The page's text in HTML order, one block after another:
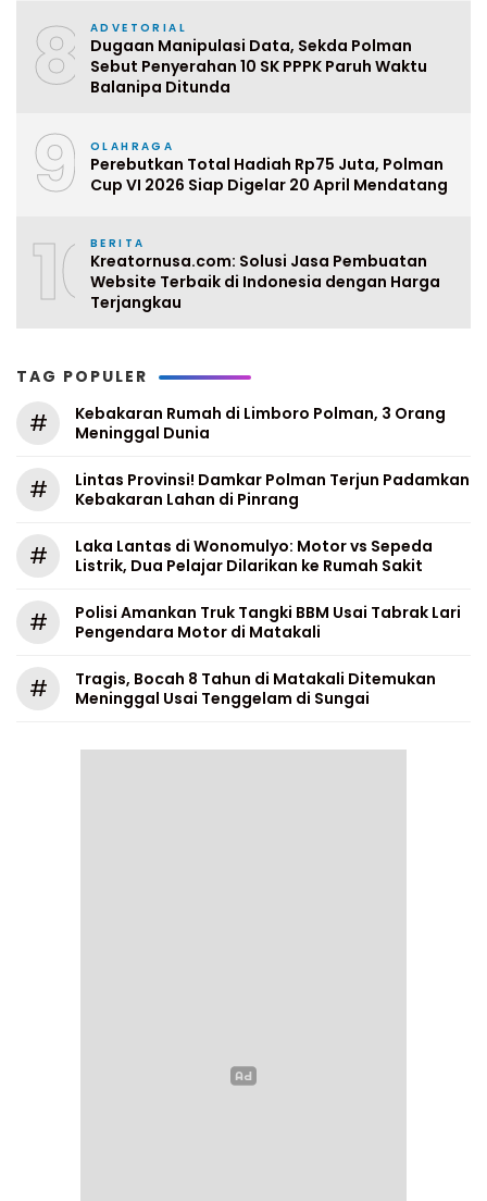
8 ADVETORIAL
Dugaan Manipulasi Data, Sekda Polman
Sebut Penyerahan 10 SK PPPK Paruh Waktu
Balanipa Ditunda
9 OLAHRAGA
Perebutkan Total Hadiah Rp75 Juta, Polman
Cup VI 2026 Siap Digelar 20 April Mendatang
10BERITA
Kreatornusa.com: Solusi Jasa Pembuatan
Website Terbaik di Indonesia dengan Harga
Terjangkau
TAG POPULER
#
Kebakaran Rumah di Limboro Polman, 3 Orang
Meninggal Dunia
#
Lintas Provinsi! Damkar Polman Terjun Padamkan
Kebakaran Lahan di Pinrang
#
Laka Lantas di Wonomulyo: Motor vs Sepeda
Listrik, Dua Pelajar Dilarikan ke Rumah Sakit
#
Polisi Amankan Truk Tangki BBM Usai Tabrak Lari
Pengendara Motor di Matakali
#
Tragis, Bocah 8 Tahun di Matakali Ditemukan
Meninggal Usai Tenggelam di Sungai